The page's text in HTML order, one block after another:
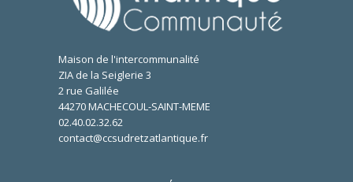
Maison de l'intercommunalité
ZIA de la Seiglerie 3
2 rue Galilée
44270 MACHECOUL-SAINT-MEME
02.40.02.32.62
contact@ccsudretzatlantique.fr